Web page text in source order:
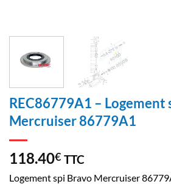
REC86779A1 – Logement
Mercruiser 86779A1
118.40€ TTC
Logement spi Bravo Mercruiser